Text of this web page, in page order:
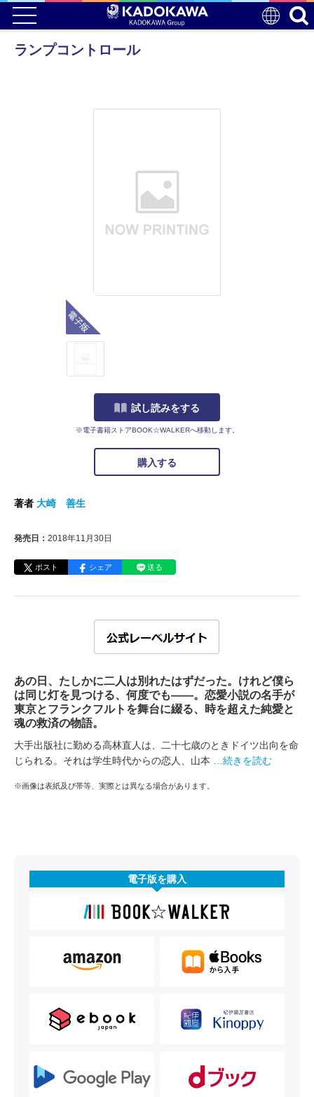
ランプコントロール
試し読みをする
※電子書籍ストアBOOK☆WALKERへ移動します。
購入する
著者 大崎 善生
発売日： 2018年11月30日
ポスト シェア 送る
あの日、たしかに二人は別れたはずだった。けれど僕ら
は同じ灯を見つける、何度でも――。恋愛小説の名手が
東京とフランクフルトを舞台に綴る、時を超えた純愛と
魂の救済の物語。
大手出版社に勤める高林直人は、二十七歳のときドイツ出向を命
じられる。それは学生時代からの恋人、山本
…続きを読む
※画像は表紙及び帯等、実際とは異なる場合があります。
電子版を購入